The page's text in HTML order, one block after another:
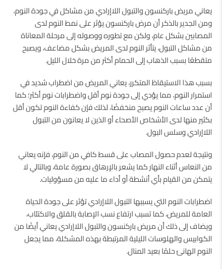
يعاني مريض باركنسون والتبول اللاإرادي من مشاكل في جودة النوم،
ومن الجدير بالذكر أن مرض باركنسون يؤثر على نمط النوم لدى
المصابين بشكل عام، ولكن مع تطوره ووصوله إلى مرحلة المعاناة
من مشاكل التبول، يتأثر النوم لدى المريض بشكل مضاعف، ويصبح
متقطعًا بسبب الذهاب إلى الحمام أكثر من مرة خلال الليل.
بسبب هذا الاستيقاظ المتكرر، يعاني المريض من اضطراب شديد في
استمرار النوم، مما يؤدي إلى جودة نوم أقل واضطرابات نوم أكثر؛ كما
أن عدد ساعات النوم يصبح منخفضًا، لذلك فإن كفاءة النوم تكون أقل
بكثير منها لدى الأشخاص الأصحاء أو الذين لا يعانون من التبول
اللاإرادي وسلس البول.
ونتيجة لعدم حصول المصاب على قسط كافي من النوم، فإنه يعاني
من النعاس أثناء النهار كما يشعر بالإرهاق بصورة عامة، وبالتالي لا
يتمكن من القيام بأي أنشطة أو أداء ما عليه من مسؤوليات.
اضطرابات النوم التي يسببها التبول اللاإرادي تؤثر على جودة الحياة
العامة للمريض، كما تسبب ارتفاع نسب الإصابة بالقلق والاكتئاب،
ويضاف إلى ذلك أن مريض باركنسون والتبول اللاإرادي يعاني أيضًا من
الكوابيس والهلوسات الليلية المرتبطة بهذه المشكلة، مما يجعل
النوم الهانئ حلمًا بعيد المنال.